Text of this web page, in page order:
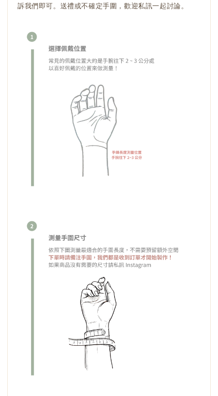
訴我們即可。送禮或不確定手圍，歡迎私訊一起討論。